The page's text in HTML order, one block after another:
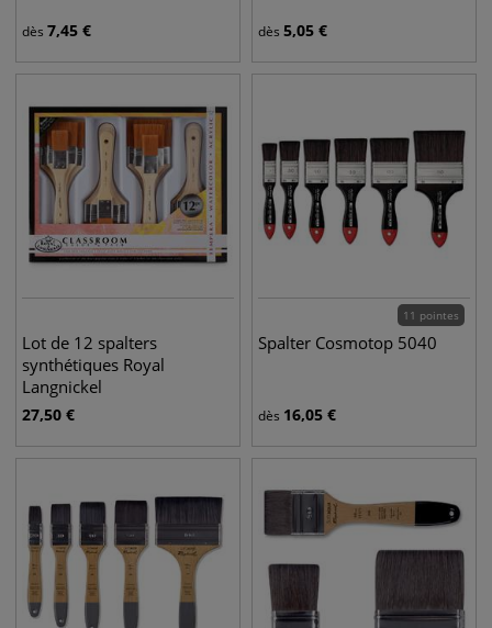
dès 7,45 € dès 5,05 €
Lot de 12 spalters
synthétiques Royal
Langnickel
27,50 €
11 pointes
Spalter Cosmotop 5040
dès 16,05 €